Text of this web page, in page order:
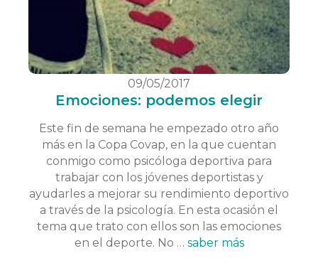
09/05/2017
Emociones: podemos elegir
Este fin de semana he empezado otro año
más en la Copa Covap, en la que cuentan
conmigo como psicóloga deportiva para
trabajar con los jóvenes deportistas y
ayudarles a mejorar su rendimiento deportivo
a través de la psicología. En esta ocasión el
tema que trato con ellos son las emociones
en el deporte. No … saber más